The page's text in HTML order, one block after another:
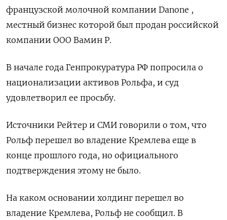
французской молочной компании Danone ,
местный бизнес которой был продан российской
компании ООО Вамин Р.
В начале года Генпрокуратура РФ попросила о
национализации активов Рольфа, и суд
удовлетворил ее просьбу.
Источники Рейтер и СМИ говорили о том, что
Рольф перешел во владение Кремлева еще в
конце прошлого года, но официального
подтверждения этому не было.
На каком основании холдинг перешел во
владение Кремлева, Рольф не сообщил. В